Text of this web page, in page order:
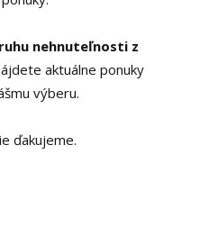
nehnuteľnosti z
aktuálne ponuky
výberu.
ďakujeme.